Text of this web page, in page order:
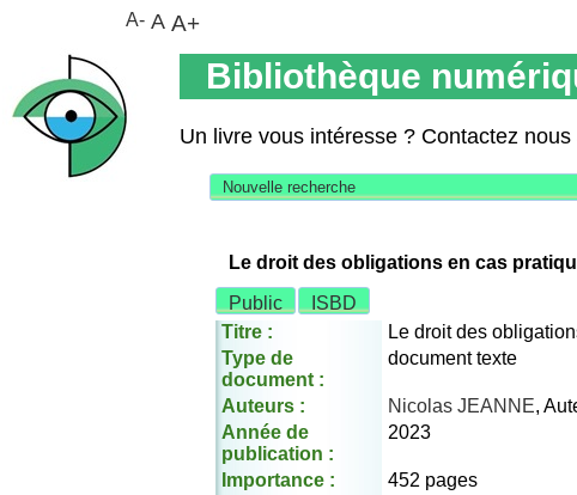
Bibliothèque
Un livre vous intéresse ? Contactez
Nouvelle recherche
Le droit des obligations en cas
Public
ISBD
Titre :
Le droit des
Type de
document :
document texte
Auteurs : Nicolas JEANNE,
Année de
publication :
2023
Importance :
452 pages
A- A A+